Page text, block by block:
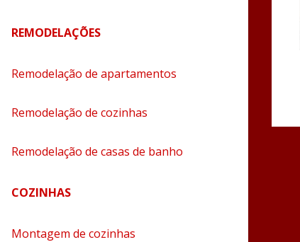
REMODELAÇÕES
Remodelação de apartamentos
Remodelação de cozinhas
Remodelação de casas de banho
COZINHAS
Montagem de cozinhas